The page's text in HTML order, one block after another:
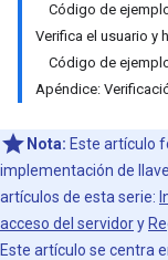
Código de
Verifica el usuario y
Código de
Apéndice:
Nota: Este artículo
implementación de
artículos de esta serie:
acceso del servidory
Este artículo se centra